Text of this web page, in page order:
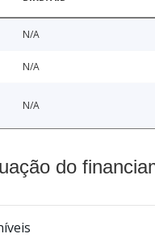
N/A
N/A
N/A
do